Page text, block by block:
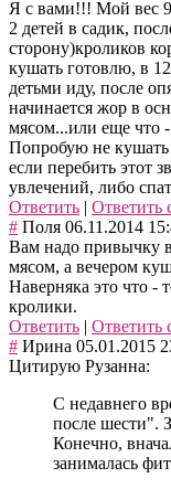
Я с вами!!! Мой вес
2 детей в садик,
сторону)кроликов
кушать готовлю, в
детьми иду, после
начинается жор в
мясом...или еще что -
Попробую не кушать
если перебить этот
увлечений, либо
Ответить | Ответить
# Поля 06.11.2014
Вам надо привычку
мясом, а вечером
Наверняка это что -
кролики.
Ответить | Ответить
# Ирина 05.01.2015
Цитирую Рузанна:
С недавнего
после шести".
Конечно,
занималась